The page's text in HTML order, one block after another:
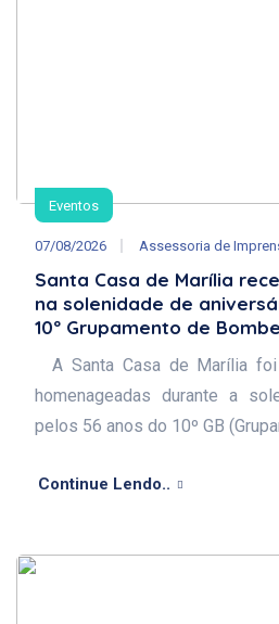
Eventos
07/08/2026 Assessoria de
Santa Casa de Marília
na solenidade de
10º Grupamento de
A Santa Casa de Marília
homenageadas durante a
pelos 56 anos do 10º GB
Continue Lendo..